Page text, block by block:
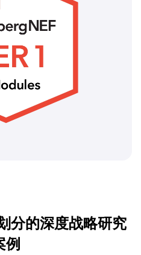
分的深度战略研究
例